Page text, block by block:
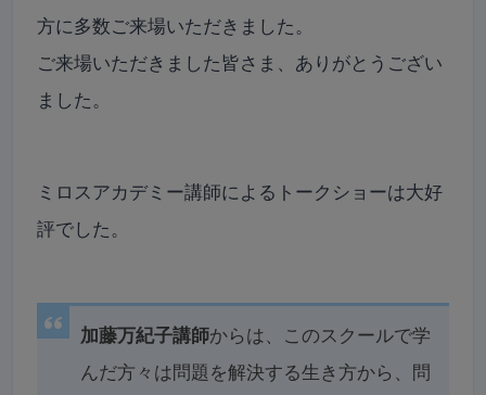
方に多数ご来場いただきました。
ご来場いただきました皆さま、ありがとうござい
ました。
ミロスアカデミー講師によるトークショーは大好
評でした。
加藤万紀子講師からは、このスクールで学
んだ方々は問題を解決する生き方から、問